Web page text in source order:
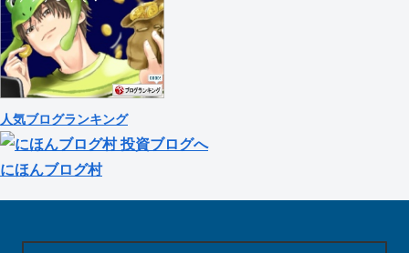
人気ブログランキング
にほんブログ村